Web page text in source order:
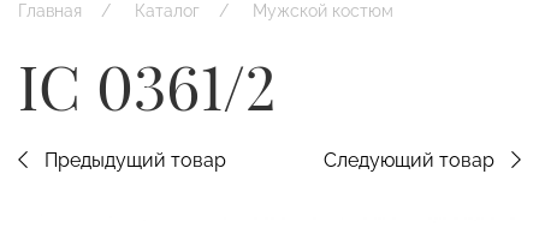
Главная Каталог Мужской костюм
IC 0361/2
Предыдущий товар Следующий товар